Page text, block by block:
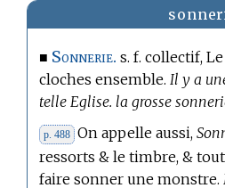
■ Sonnerie. s. f. collectif,
cloches ensemble. Il y a
telle Eglise. la grosse
p. 488 On appelle aussi,
ressorts & le timbre, &
faire sonner une monstre.